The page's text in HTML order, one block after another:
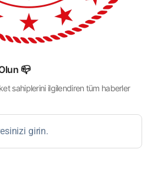
📪
sahiplerini ilgilendiren tüm haberler